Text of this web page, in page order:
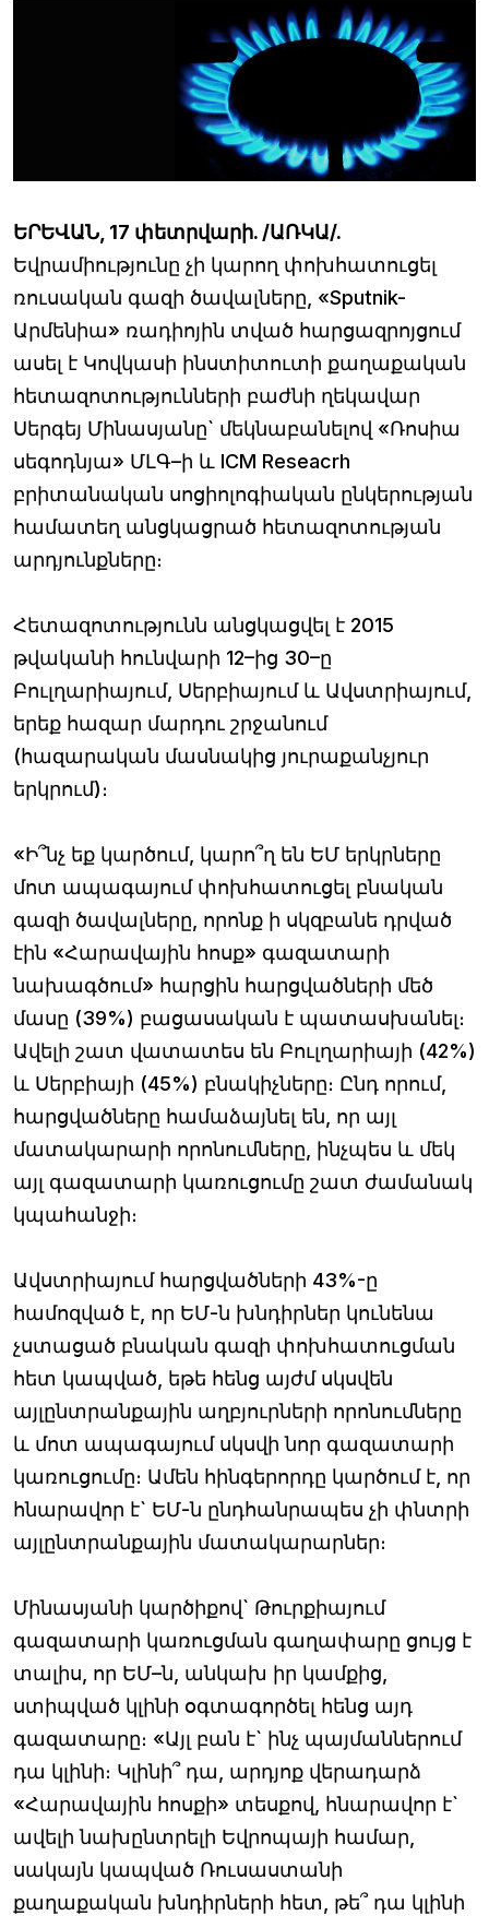
ԵՐԵՎԱՆ, 17 փետրվարի. /ԱՌԿԱ/.
Եվրամիությունը չի կարող փոխհատուցել
ռուսական գազի ծավալները, «Sputnik-
Արմենիա» ռադիոյին տված հարցազրոյցում
ասել է Կովկասի ինստիտուտի քաղաքական
հետազոտությունների բաժնի ղեկավար
Սերգեյ Մինասյանը` մեկնաբանելով «Ռոսիա
սեգոդնյա» ՄԼԳ–ի և ICM Reseacrh
բրիտանական սոցիոլոգիական ընկերության
համատեղ անցկացրած հետազոտության
արդյունքները։
Հետազոտությունն անցկացվել է 2015
թվականի հունվարի 12–ից 30–ը
Բուլղարիայում, Սերբիայում և Ավստրիայում,
երեք հազար մարդու շրջանում
(հազարական մասնակից յուրաքանչյուր
երկրում)։
«Ի՞նչ եք կարծում, կարո՞ղ են ԵՄ երկրները
մոտ ապագայում փոխհատուցել բնական
գազի ծավալները, որոնք ի սկզբանե դրված
էին «Հարավային հոսք» գազատարի
նախագծում» հարցին հարցվածների մեծ
մասը (39%) բացասական է պատասխանել։
Ավելի շատ վատատես են Բուլղարիայի (42%)
և Սերբիայի (45%) բնակիչները։ Ընդ որում,
հարցվածները համաձայնել են, որ այլ
մատակարարի որոնումները, ինչպես և մեկ
այլ գազատարի կառուցումը շատ ժամանակ
կպահանջի։
Ավստրիայում հարցվածների 43%-ը
համոզված է, որ ԵՄ-ն խնդիրներ կունենա
չստացած բնական գազի փոխհատուցման
հետ կապված, եթե հենց այժմ սկսվեն
այլընտրանքային աղբյուրների որոնումները
և մոտ ապագայում սկսվի նոր գազատարի
կառուցումը։ Ամեն հինգերորդը կարծում է, որ
հնարավոր է` ԵՄ-ն ընդհանրապես չի փնտրի
այլընտրանքային մատակարարներ։
Մինասյանի կարծիքով` Թուրքիայում
գազատարի կառուցման գաղափարը ցույց է
տալիս, որ ԵՄ–ն, անկախ իր կամքից,
ստիպված կլինի օգտագործել հենց այդ
գազատարը։ «Այլ բան է` ինչ պայմաններում
դա կլինի։ Կլինի՞ դա, արդյոք վերադարձ
«Հարավային հոսքի» տեսքով, հնարավոր է`
ավելի նախընտրելի Եվրոպայի համար,
սակայն կապված Ռուսաստանի
քաղաքական խնդիրների հետ, թե՞ դա կլինի